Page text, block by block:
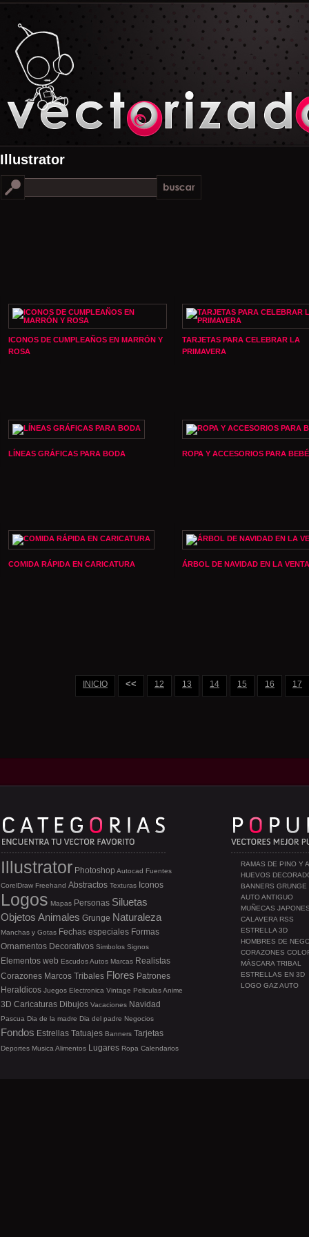
Illustrator
ICONOS DE CUMPLEAÑOS EN MARRÓN Y
ROSA
TARJETAS PARA CELEBRAR LA
PRIMAVERA
LÍNEAS GRÁFICAS PARA BODA ROPA Y ACCESORIOS PARA BEBÉ
COMIDA RÁPIDA EN CARICATURA ÁRBOL DE NAVIDAD EN LA
INICIO << 12 13 14 15 16 17
RAMAS DE PINO Y
HUEVOS
BANNERS GRUNGE
AUTO ANTIGUO
MUÑECAS
CALAVERA RSS
ESTRELLA 3D
HOMBRES DE
CORAZONES
MÁSCARA TRIBAL
ESTRELLAS EN 3D
LOGO GAZ AUTO
Illustrator Photoshop Autocad Fuentes
CorelDraw Freehand Abstractos Texturas Iconos
Logos Mapas Personas Siluetas
Objetos Animales Grunge Naturaleza
Manchas y Gotas Fechas especiales Formas
Ornamentos Decorativos Simbolos Signos
Elementos web EscudosAutos Marcas Realistas
Corazones Marcos Tribales Flores Patrones
Heraldicos Juegos Electronica Vintage PeliculasAnime
3D Caricaturas Dibujos Vacaciones Navidad
Pascua Dia de la madre Dia del padre Negocios
Fondos Estrellas Tatuajes Banners Tarjetas
Deportes Musica Alimentos Lugares Ropa Calendarios